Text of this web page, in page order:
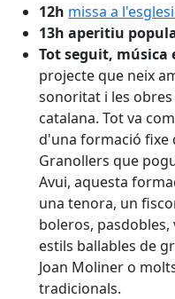
12h missa a
13h aperitiu
Tot seguit, música
projecte que neix
sonoritat i les
catalana. Tot va
d'una formació fixe
Granollers que
Avui, aquesta
una tenora, un
boleros,
estils ballables de
Joan Moliner o
tradicionals.